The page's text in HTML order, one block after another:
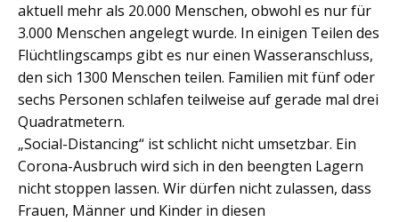
aktuell mehr als 20.000 Menschen, obwohl es nur für
3.000 Menschen angelegt wurde. In einigen Teilen des
Flüchtlingscamps gibt es nur einen Wasseranschluss,
den sich 1300 Menschen teilen. Familien mit fünf oder
sechs Personen schlafen teilweise auf gerade mal drei
Quadratmetern.
„Social-Distancing“ ist schlicht nicht umsetzbar. Ein
Corona-Ausbruch wird sich in den beengten Lagern
nicht stoppen lassen. Wir dürfen nicht zulassen, dass
Frauen, Männer und Kinder in diesen